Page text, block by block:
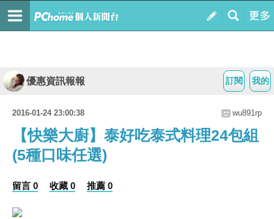
我的
訂閱
優惠資訊報報
2016-01-24 23:00:38 wu891rp
【快樂大廚】泰好吃泰式料理24包組
(5種口味任選)
留言 0 收藏 0 推薦 0